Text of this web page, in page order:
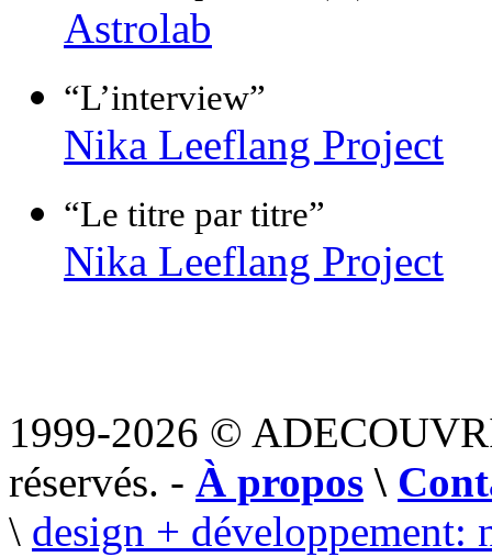
Astrolab
“L’interview”
Nika Leeflang Project
“Le titre par titre”
Nika Leeflang Project
1999-2026 ©
réservés. - À propos \
\ design + développement: